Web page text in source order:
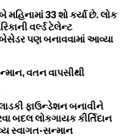
મહિનામાં 33 શો કર્યા છે. લોક
વર્લ્ડ ટેલેન્ટ
પણ બનાવવામાં આવ્યા
વતન વાપસીથી
ફાઉન્ડેશન બનાવીને
બદલ લોકગાયક કીર્તિદાન
સ્વાગત-સન્માન